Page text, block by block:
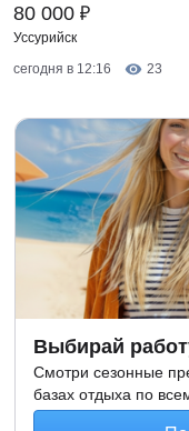
80 000 ₽
Уссурийск
сегодня в 12:16
23
Выбирай
Смотри сезонные
базах отдыха по